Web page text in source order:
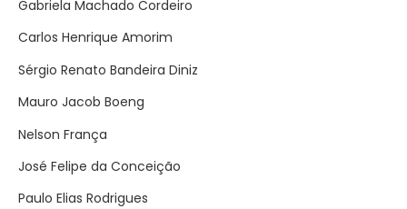
Gabriela Machado Cordeiro
Carlos Henrique Amorim
Sérgio Renato Bandeira Diniz
Mauro Jacob Boeng
Nelson França
José Felipe da Conceição
Paulo Elias Rodrigues